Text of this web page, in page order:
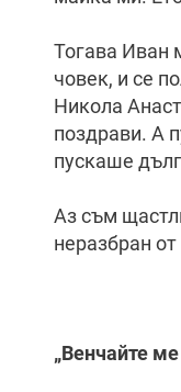
Тогава Иван
човек, и се
Никола
поздрави. А
пускаше
Аз съм
неразбран
„Венчайте